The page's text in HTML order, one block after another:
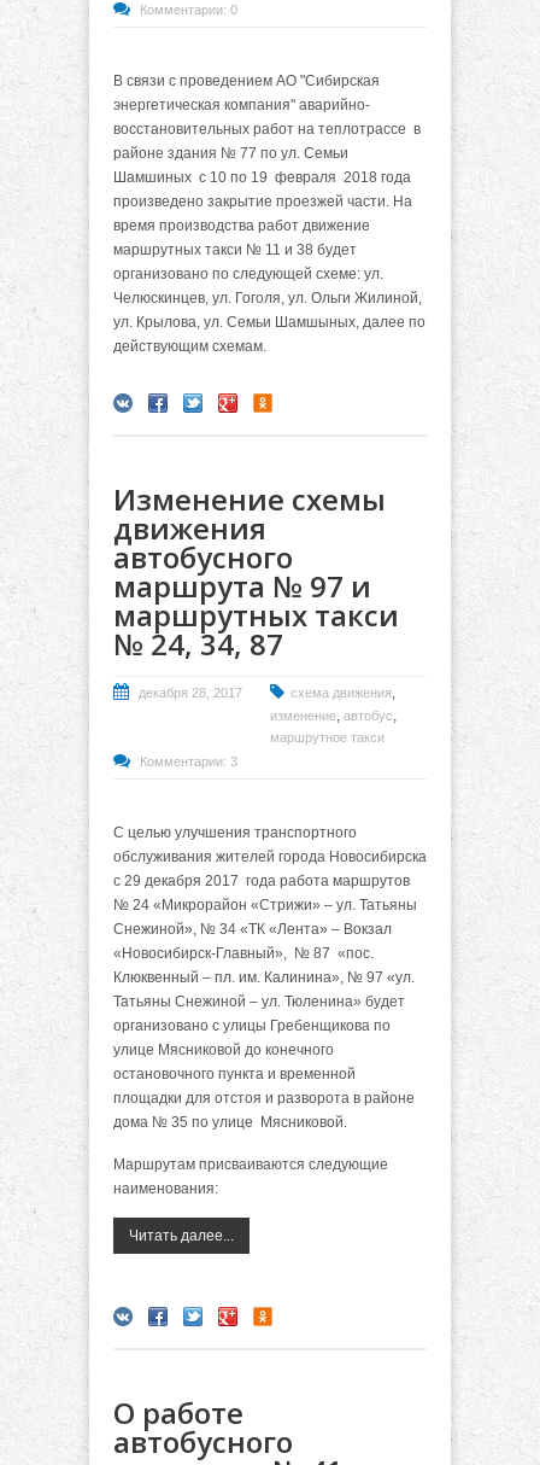
Комментарии: 0
В связи с проведением АО "Сибирская
энергетическая компания" аварийно-
восстановительных работ на теплотрассе в
районе здания № 77 по ул. Семьи
Шамшиных с 10 по 19 февраля 2018 года
произведено закрытие проезжей части. На
время производства работ движение
маршрутных такси № 11 и 38 будет
организовано по следующей схеме: ул.
Челюскинцев, ул. Гоголя, ул. Ольги Жилиной,
ул. Крылова, ул. Семьи Шамшыных, далее по
действующим схемам.
Изменение схемы
движения
автобусного
маршрута № 97 и
маршрутных такси
№ 24, 34, 87
декабря 28, 2017 схема движения,
изменение, автобус,
маршрутное такси
Комментарии: 3
С целью улучшения транспортного
обслуживания жителей города Новосибирска
с 29 декабря 2017 года работа маршрутов
№ 24 «Микрорайон «Стрижи» – ул. Татьяны
Снежиной», № 34 «ТК «Лента» – Вокзал
«Новосибирск-Главный», № 87 «пос.
Клюквенный – пл. им. Калинина», № 97 «ул.
Татьяны Снежиной – ул. Тюленина» будет
организовано с улицы Гребенщикова по
улице Мясниковой до конечного
остановочного пункта и временной
площадки для отстоя и разворота в районе
дома № 35 по улице Мясниковой.
Маршрутам присваиваются следующие
наименования:
Читать далее...
О работе
автобусного